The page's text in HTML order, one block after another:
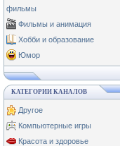
фильмы
Фильмы и анимация
Хобби и образование
Юмор
КАТЕГОРИИ КАНАЛОВ
Другое
Компьютерные игры
Красота и здоровье